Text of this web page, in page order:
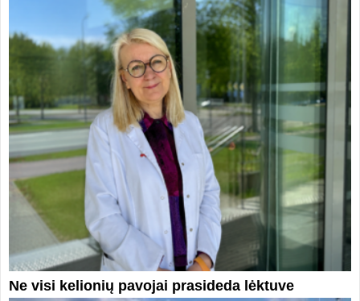
Ne visi kelionių pavojai prasideda lėktuve